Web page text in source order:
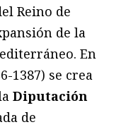
Reino de
de la
En
1387) se crea
Diputación
de